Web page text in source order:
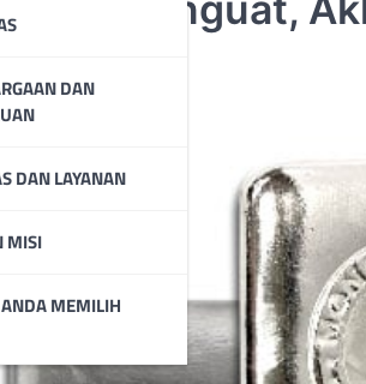
DAN
DAN LAYANAN
MISI
MEMILIH